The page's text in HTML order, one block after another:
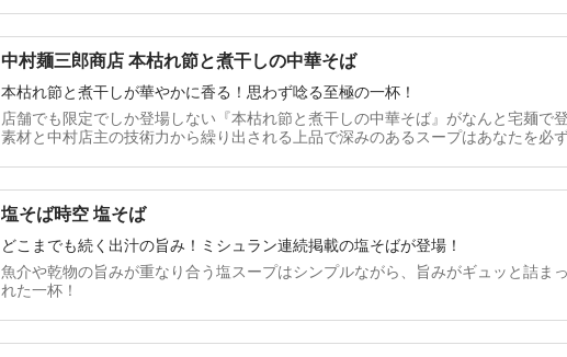
中村麺三郎商店 本枯れ節と煮干しの中華そば
本枯れ節と煮干しが華やかに香る！思わず唸る至極の一杯！
店舗でも限定でしか登場しない『本枯れ節と煮干しの中華そば』がなんと宅麺で
素材と中村店主の技術力から繰り出される上品で深みのあるスープはあなたを必
塩そば時空 塩そば
どこまでも続く出汁の旨み！ミシュラン連続掲載の塩そばが登場！
魚介や乾物の旨みが重なり合う塩スープはシンプルながら、旨みがギュッと詰ま
れた一杯！